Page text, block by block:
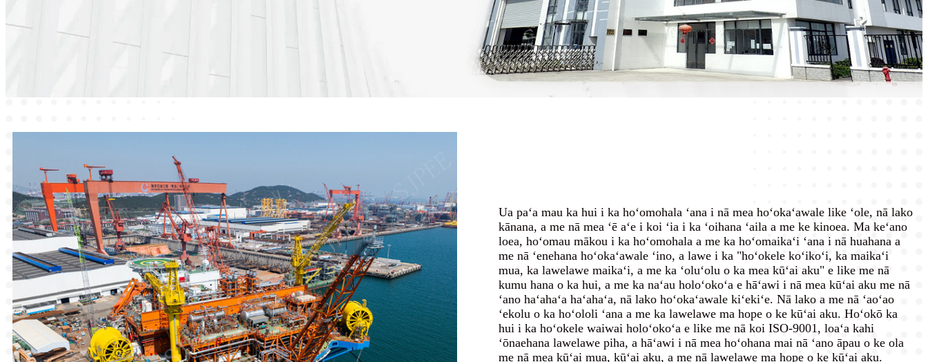
Ua paʻa mau ka hui i ka hoʻomohala ʻana i nā mea hoʻokaʻawale like ʻole, nā lako
kānana, a me nā mea ʻē aʻe i koi ʻia i ka ʻoihana ʻaila a me ke kinoea. Ma keʻano
loea, hoʻomau mākou i ka hoʻomohala a me ka hoʻomaikaʻi ʻana i nā huahana a
me nā ʻenehana hoʻokaʻawale ʻino, a lawe i ka "hoʻokele koʻikoʻi, ka maikaʻi
mua, ka lawelawe maikaʻi, a me ka ʻoluʻolu o ka mea kūʻai aku" e like me nā
kumu hana o ka hui, a me ka naʻau holoʻokoʻa e hāʻawi i nā mea kūʻai aku me nā
ʻano haʻahaʻa haʻahaʻa, nā lako hoʻokaʻawale kiʻekiʻe. Nā lako a me nā ʻaoʻao
ʻekolu o ka hoʻololi ʻana a me ka lawelawe ma hope o ke kūʻai aku. Hoʻokō ka
hui i ka hoʻokele waiwai holoʻokoʻa e like me nā koi ISO-9001, loaʻa kahi
ʻōnaehana lawelawe piha, a hāʻawi i nā mea hoʻohana mai nā ʻano āpau o ke ola
me nā mea kūʻai mua, kūʻai aku, a me nā lawelawe ma hope o ke kūʻai aku.